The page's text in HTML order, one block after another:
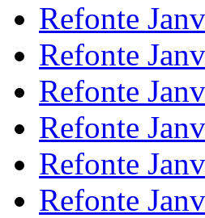
Refonte
Refonte
Refonte
Refonte
Refonte
Refonte